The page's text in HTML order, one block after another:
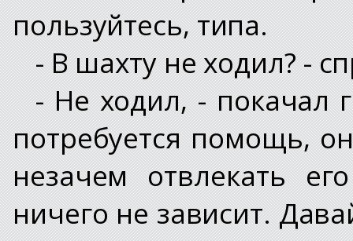
пользуйтесь, типа.
- В шахту не ходил? -
- Не ходил, - покачал
потребуется помощь,
незачем отвлекать
ничего не зависит.